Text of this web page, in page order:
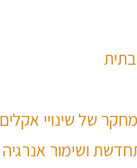
של שינויי אקלים
ושימור אנרגיה